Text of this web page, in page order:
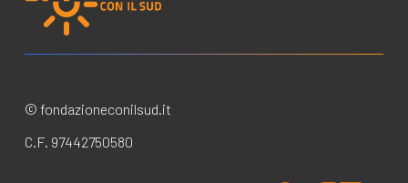
© fondazioneconilsud.it
C.F. 97442750580